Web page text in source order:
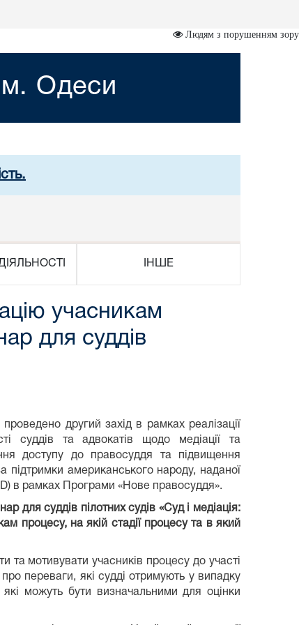
Людям з порушенням зору
м. Одеси
ІНШЕ
учасникам
для суддів
другий захід в рамках реалізації
суддів та адвокатів щодо медіації та
доступу до правосуддя та підвищення
підтримки американського народу, наданої
в рамках Програми «Нове правосуддя».
для суддів пілотних судів «Суд і медіація:
процесу, на якій стадії процесу та в який
та мотивувати учасників процесу до участі
про переваги, які судді отримують у випадку
які можуть бути визначальними для оцінки